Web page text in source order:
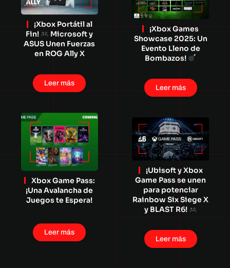
¡Xbox Portátil al
Fin!
Microsoft y
ASUS Unen Fuerzas
en ROG Ally X
Leer más
¡Xbox Games
Showcase 2025: Un
Evento Lleno de
Bombazos!
Leer más
Xbox Game Pass:
¡Una Avalancha de
Juegos te Espera!
Leer más
¡Ubisoft y Xbox
Game Pass se unen
para potenciar
Rainbow Six Siege X
y BLAST R6!
Leer más